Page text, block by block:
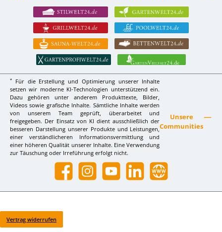
*
Für die Erstellung und Optimierung unserer Inhalte
setzen wir moderne KI-Technologien unterstützend ein.
Dazu gehören unter anderem Produkttexte, Bilder,
Videos sowie grafische Inhalte. Sämtliche Inhalte werden
von unserem Team geprüft, überarbeitet und
freigegeben. Der Einsatz von KI dient ausschließlich der
besseren Darstellung unserer Produkte und Leistungen,
einer verständlicheren Informationsvermittlung und
einer höheren Qualität unserer Inhalte. Eine Verwendung
zur Täuschung oder Irreführung erfolgt nicht.
Unsere
Communities
Facebook InstagramYouTube LinkedIn Website
Vertrag widerrufen